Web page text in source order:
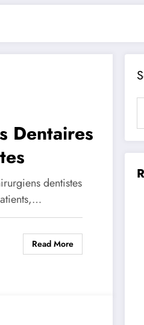
Dentaires
dentistes
Read More